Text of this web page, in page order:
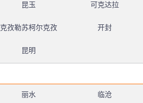
昆玉 可克达拉
克孜勒苏柯尔克孜 开封
昆明
丽水 临沧